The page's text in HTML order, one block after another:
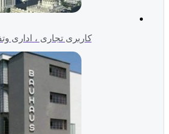
کاربری تجاری ، اداری وتفریحی(115)